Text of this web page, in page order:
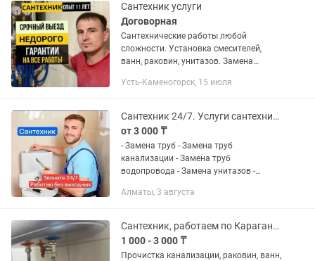
Сантехник услуги
Договорная
Сантехнические работы любой
сложности. Установка смесителей,
ванн, раковин, унитазов. Замена
полипропилена. Прочистка
другое. Звоните...
Усть-Каменогорск, 15 июля
Сантехник 24/7. Услуги сантехника Алматы.
от 3 000 ₸
- Замена труб - Замена труб
канализации - Замена труб
водопровода - Замена унитазов -
под мойкой, ванной и раковиной -
водопровод...
Алматы, 3 августа
Сантехник, работаем по Караганде.
1 000 - 3 000 ₸
Прочистка канализации, раковин, ванн,